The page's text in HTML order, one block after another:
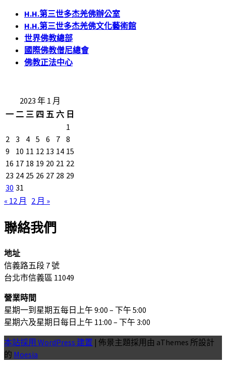
H.H.第三世多杰羌佛辦公室
H.H.第三世多杰羌佛文化藝術館
世界佛教總部
國際佛教僧尼總會
佛教正法中心
2023 年 1 月
一 二 三 四 五 六 日
1
2 3 4 5 6 7 8
9
10 11 12 13 14 15
16 17 18 19 20 21 22
23 24 25 26 27 28 29
30 31
« 12 月
2 月 »
聯絡我們
地址
信義路五段 7 號
台北市信義區 11049
營業時間
星期一到星期五每日上午 9:00 – 下午 5:00
星期六及星期日每日上午 11:00 – 下午 3:00
本站採用 WordPress 建置 | 佈景主題採用由 aThemes 所設計
的 Moesia